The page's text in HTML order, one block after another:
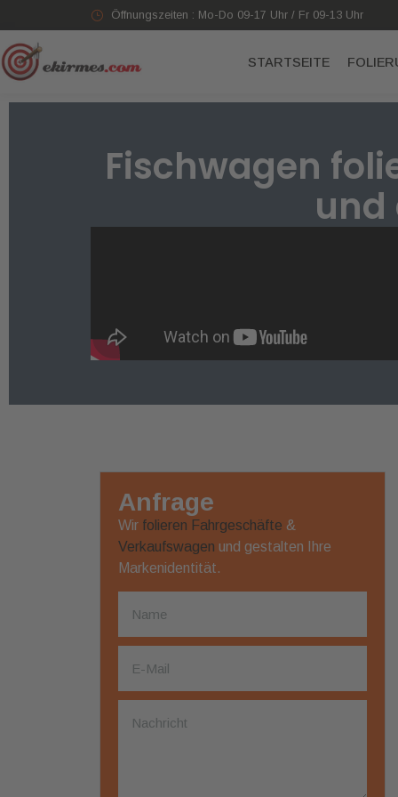
Öffnungszeiten : Mo-Do 09-17 Uhr / Fr 09-13 Uhr
STARTSEITE
Fischwagen
und
Anfrage
Wir folieren Fahrgeschäfte &
Verkaufswagen und gestalten Ihre
Markenidentität.